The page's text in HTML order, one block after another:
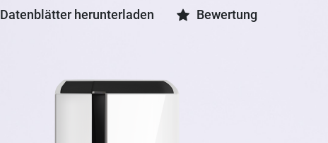
Datenblätter herunterladen Bewertung